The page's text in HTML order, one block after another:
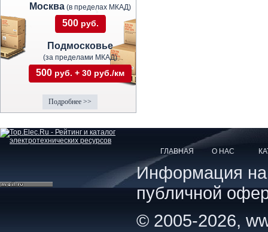
Москва (в пределах МКАД)
500 руб.
Подмосковье
(за пределами МКАД)
500 руб. + 30 руб./км
Подробнее >>
ГЛАВНАЯ О НАС
Информация на
публичной
© 2005-2026,